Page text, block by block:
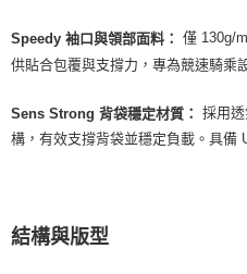
Speedy 袖口與領部面料： 僅 130g/
供貼合包覆與支撐力，專為競速騎乘
Sens Strong 背袋穩定材質： 採用
構，有效支撐背袋並穩定負載。具備
結構與版型